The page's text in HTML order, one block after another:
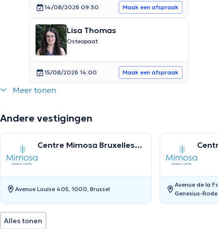
14/08/2026 09:30 Maak een afspraak
Lisa Thomas
Osteopaat
15/08/2026 14:00 Maak een afspraak
Meer tonen
Andere vestigingen
Centre Mimosa Bruxelles
Avenue Louise 405, 1000, Brussel
Avenue de la
Genesius-Rode
Alles tonen